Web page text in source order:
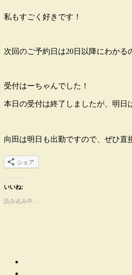
私もすごく好きです！
次回のご予約日は20日以降にわか
受付はーちゃんでした！
本日の受付は終了しましたが、明日
向田は明日も出勤ですので、ぜひ
シェア
いいね:
読み込み中…